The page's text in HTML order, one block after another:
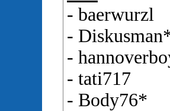
- baerwurzl
-
-
- tati717
- Body76*